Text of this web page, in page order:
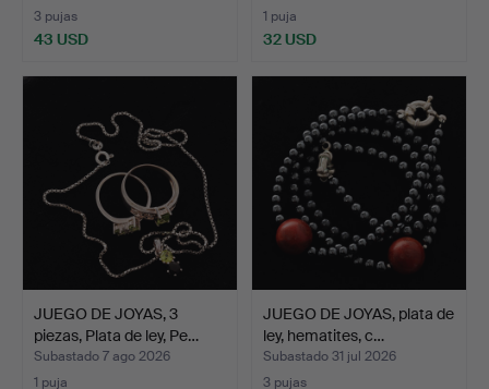
3 pujas
43 USD
1 puja
32 USD
JUEGO DE JOYAS, 3
piezas, Plata de ley, Pe…
Subastado 7 ago 2026
1 puja
JUEGO DE JOYAS, plata de
ley, hematites, c…
Subastado 31 jul 2026
3 pujas